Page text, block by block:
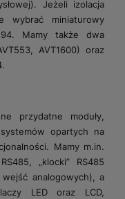
Jeżeli izolacja
wybrać miniaturowy
Mamy także dwa
AVT1600) oraz
przydatne moduły,
opartych na
Mamy m.in.
„klocki” RS485
analogowych), a
LED oraz LCD,